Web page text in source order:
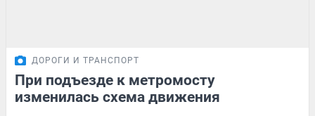
ДОРОГИ И ТРАНСПОРТ
При подъезде к метромосту
изменилась схема движения